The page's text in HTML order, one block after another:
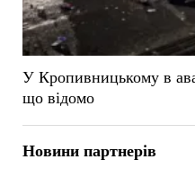
У Кропивницькому в
що відомо
Новини партнерів